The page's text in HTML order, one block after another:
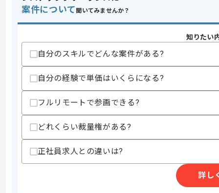
スキル
・一般的なシステム開発の経験（上流～
・Azure上でのAI系サービス設計/構築
スキルに不安がある方へ
その他募集要項
商談回数
案件について 聞いてみませんか？
知りたい
自分のスキルでどんな案件がある?
自分の経験で単価はいくらになる?
フルリモートで参画できる?
どれくらい裁量権がある?
正社員求人との違いは?
詳し